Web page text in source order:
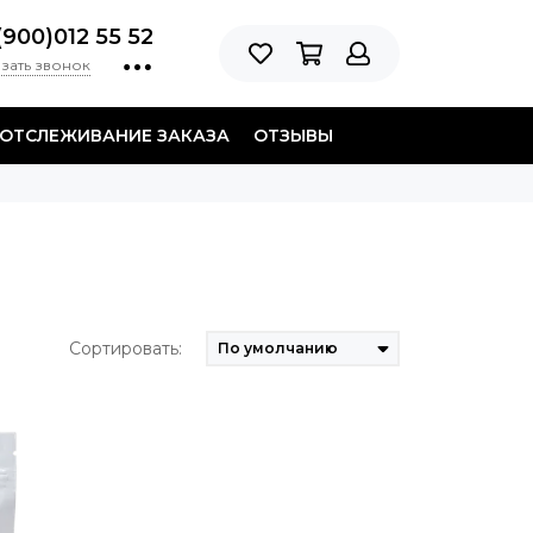
55 52
звонок
ОТСЛЕЖИВАНИЕ ЗАКАЗА ОТЗЫВЫ
Сортировать: